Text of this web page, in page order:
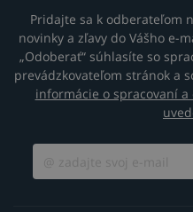
Pridajte sa k odberateľom
novinky a zľavy do Vášho e-
„Odoberať“ súhlasíte so
prevádzkovateľom stránok a
informácie o spracovaní